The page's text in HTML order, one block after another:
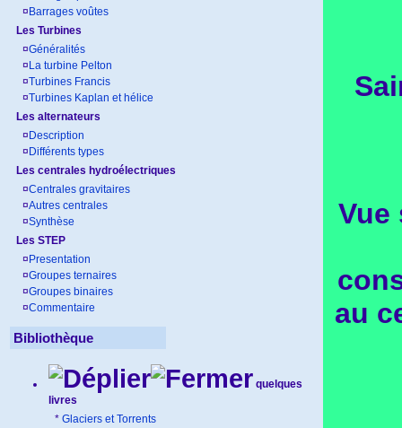
¤ Barrages voûtes
Les Turbines
¤Généralités
¤ La turbine Pelton
¤Turbines Francis
¤Turbines Kaplan et hélice
Les alternateurs
¤ Description
¤ Différents types
Les centrales hydroélectriques
¤Centrales gravitaires
¤Autres centrales
¤Synthèse
Les STEP
¤ Presentation
¤Groupes ternaires
¤Groupes binaires
¤Commentaire
Bibliothèque
quelques
livres
* Glaciers et Torrents
Vue
au